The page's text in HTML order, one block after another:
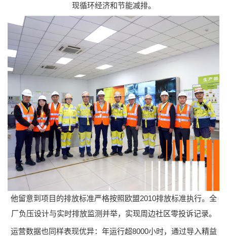
现循环经济和节能减排。
他留意到项目的排放标准严格按照欧盟2010排放标准执行。全
厂负压设计与实时排放监测并举，实现周边社区零投诉记录。
运营数据也同样表现优异：年运行超8000小时，通过导入精益